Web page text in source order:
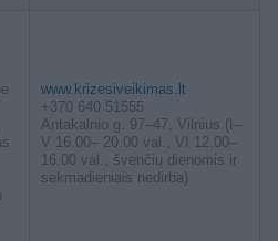
www.krizesiveikimas.lt
+370 640 51555
Antakalnio g. 97–47, Vilnius (I–
V 16.00– 20.00 val., VI 12.00–
16.00 val., švenčių dienomis ir
sekmadieniais nedirba)